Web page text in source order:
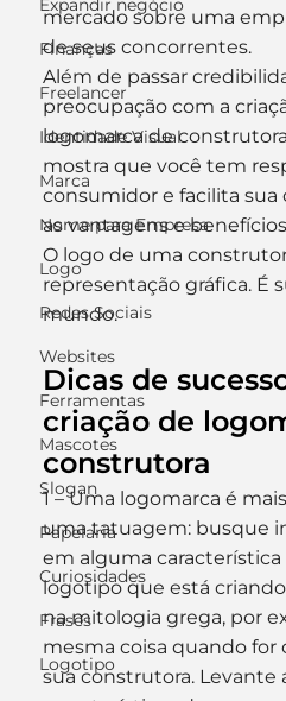
Expandir negócio
Finanças
Freelancer
Identidade Visual
Marca
Nome para Empresa
Logo
Redes Sociais
Websites
Ferramentas
Mascotes
Slogan
Papelaria
Curiosidades
Frases
Logotipo
mercado sobre uma
de seus concorrentes.
Além de passar
preocupação com a
logomarca de
mostra que você tem
consumidor e facilita sua
as vantagens e
O logo de uma
representação gráfica. É
mundo.
Dicas de
criação de
construtora
1 – Uma logomarca é
uma tatuagem: busque
em alguma
logotipo que está
na mitologia grega, por
mesma coisa quando for
sua construtora. Levante